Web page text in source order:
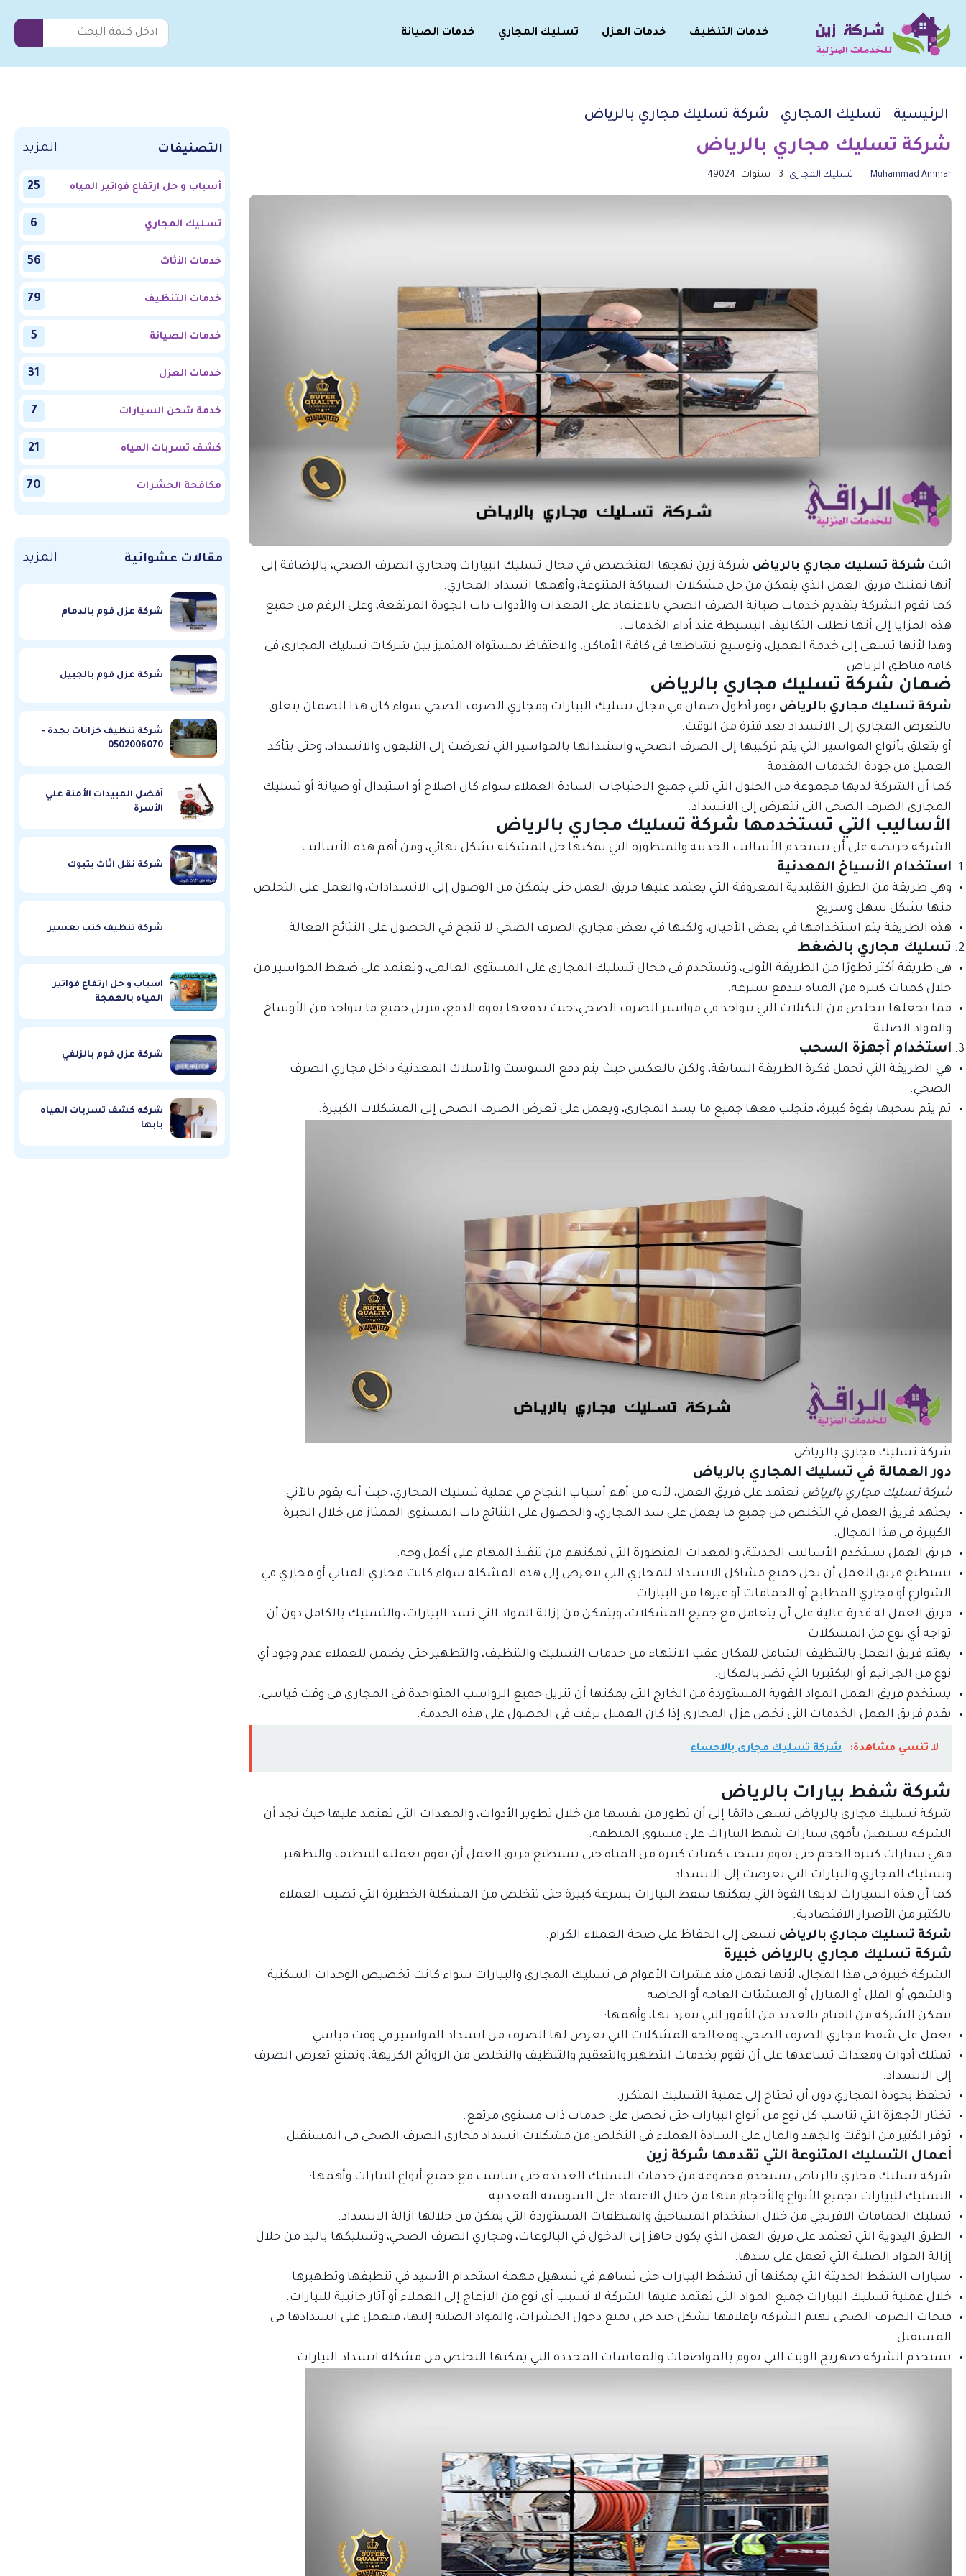
خدمات التنظيف خدمات العزل تسليك المجاري خدمات الصيانة
الرئيسية تسليك المجاري شركة تسليك مجاري بالرياض
شركة تسليك مجاري بالرياض
Muhammad Ammar تسليك المجاري 3 سنوات 49024
اثبت شركة تسليك مجاري بالرياض شركة زين نهجها المتخصص في مجال تسليك البيارات ومجاري الصرف الصحي، بالإضافة إلى
أنها تمتلك فريق العمل الذي يتمكن من حل مشكلات السباكة المتنوعة، وأهمها انسداد المجاري.
كما تقوم الشركة بتقديم خدمات صيانة الصرف الصحي بالاعتماد على المعدات والأدوات ذات الجودة المرتفعة، وعلى الرغم من جميع
هذه المزايا إلى أنها تطلب التكاليف البسيطة عند أداء الخدمات.
وهذا لأنها تسعى إلى خدمة العميل، وتوسيع نشاطها في كافة الأماكن، والاحتفاظ بمستواه المتميز بين شركات تسليك المجاري في
كافة مناطق الرياض.
ضمان شركة تسليك مجاري بالرياض
شركة تسليك مجاري بالرياض توفر أطول ضمان في مجال تسليك البيارات ومجاري الصرف الصحي سواء كان هذا الضمان يتعلق
بالتعرض المجاري إلى الانسداد بعد فترة من الوقت.
أو يتعلق بأنواع المواسير التي يتم تركيبها إلى الصرف الصحي، واستبدالها بالمواسير التي تعرضت إلى التليفون والانسداد، وحتى يتأكد
العميل من جودة الخدمات المقدمة.
كما أن الشركة لديها مجموعة من الحلول التي تلبي جميع الاحتياجات السادة العملاء سواء كان اصلاح أو استبدال أو صيانة أو تسليك
المجاري الصرف الصحي التي تتعرض إلى الانسداد.
الأساليب التي تستخدمها شركة تسليك مجاري بالرياض
الشركة حريصة على أن تستخدم الأساليب الحديثة والمتطورة التي يمكنها حل المشكلة بشكل نهائي، ومن أهم هذه الأساليب:
استخدام الأسياخ المعدنية
وهي طريقة من الطرق التقليدية المعروفة التي يعتمد عليها فريق العمل حتى يتمكن من الوصول إلى الانسدادات، والعمل على التخلص
منها بشكل سهل وسريع.
هذه الطريقة يتم استخدامها في بعض الأحيان، ولكنها في بعض مجاري الصرف الصحي لا تنجح في الحصول على النتائج الفعالة.
تسليك مجاري بالضغط
هي طريقة أكثر تطورًا من الطريقة الأولى، وتستخدم في مجال تسليك المجاري على المستوى العالمي، وتعتمد على ضغط المواسير من
خلال كميات كبيرة من المياه تندفع بسرعة.
مما يجعلها تتخلص من التكتلات التي تتواجد في مواسير الصرف الصحي، حيث تدفعها بقوة الدفع، فتزيل جميع ما يتواجد من الأوساخ
والمواد الصلبة.
استخدام أجهزة السحب
هي الطريقة التي تحمل فكرة الطريقة السابقة، ولكن بالعكس حيث يتم دفع السوست والأسلاك المعدنية داخل مجاري الصرف
الصحي.
ثم يتم سحبها بقوة كبيرة، فتجلب معها جميع ما يسد المجاري، ويعمل على تعرض الصرف الصحي إلى المشكلات الكبيرة.
شركة تسليك مجاري بالرياض
دور العمالة في تسليك المجاري بالرياض
شركة تسليك مجاري بالرياض تعتمد على فريق العمل، لأنه من أهم أسباب النجاح في عملية تسليك المجاري، حيث أنه يقوم بالآتي:
يجتهد فريق العمل في التخلص من جميع ما يعمل على سد المجاري، والحصول على النتائج ذات المستوى الممتاز من خلال الخبرة
الكبيرة في هذا المجال.
فريق العمل يستخدم الأساليب الحديثة، والمعدات المتطورة التي تمكنهم من تنفيذ المهام على أكمل وجه.
يستطيع فريق العمل أن يحل جميع مشاكل الانسداد للمجاري التي تتعرض إلى هذه المشكلة سواء كانت مجاري المباني أو مجاري في
الشوارع أو مجاري المطابخ أو الحمامات أو غيرها من البيارات.
فريق العمل له قدرة عالية على أن يتعامل مع جميع المشكلات، ويتمكن من إزالة المواد التي تسد البيارات، والتسليك بالكامل دون أن
تواجه أي نوع من المشكلات.
يهتم فريق العمل بالتنظيف الشامل للمكان عقب الانتهاء من خدمات التسليك والتنظيف، والتطهير حتى يضمن للعملاء عدم وجود أي
نوع من الجراثيم أو البكتيريا التي تضر بالمكان.
يستخدم فريق العمل المواد القوية المستوردة من الخارج التي يمكنها أن تنزيل جميع الرواسب المتواجدة في المجاري في وقت قياسي.
يقدم فريق العمل الخدمات التي تخص عزل المجاري إذا كان العميل يرغب في الحصول على هذه الخدمة.
لا تنسي مشاهدة: شركة تسليك مجارى بالاحساء
شركة شفط بيارات بالرياض
شركة تسليك مجاري بالرياض تسعى دائمًا إلى أن تطور من نفسها من خلال تطوير الأدوات، والمعدات التي تعتمد عليها حيث نجد أن
الشركة تستعين بأقوى سيارات شفط البيارات على مستوى المنطقة.
فهي سيارات كبيرة الحجم حتى تقوم بسحب كميات كبيرة من المياه حتى يستطيع فريق العمل أن يقوم بعملية التنظيف والتطهير
وتسليك المجاري والبيارات التي تعرضت إلى الانسداد.
كما أن هذه السيارات لديها القوة التي يمكنها شفط البيارات بسرعة كبيرة حتى تتخلص من المشكلة الخطيرة التي تصيب العملاء
بالكثير من الأضرار الاقتصادية.
شركة تسليك مجاري بالرياض تسعى إلى الحفاظ على صحة العملاء الكرام.
شركة تسليك مجاري بالرياض خبيرة
الشركة خبيرة في هذا المجال، لأنها تعمل منذ عشرات الأعوام في تسليك المجاري والبيارات سواء كانت تخصيص الوحدات السكنية
والشقق أو الفلل أو المنازل أو المنشئات العامة أو الخاصة.
تتمكن الشركة من القيام بالعديد من الأمور التي تنفرد بها، وأهمها:
تعمل على شفط مجاري الصرف الصحي، ومعالجة المشكلات التي تعرض لها الصرف من انسداد المواسير في وقت قياسي.
تمتلك أدوات ومعدات تساعدها على أن تقوم بخدمات التطهير والتعقيم والتنظيف والتخلص من الروائح الكريهة، وتمنع تعرض الصرف
إلى الانسداد.
تحتفظ بجودة المجاري دون أن تحتاج إلى عملية التسليك المتكرر.
تختار الأجهزة التي تناسب كل نوع من أنواع البيارات حتى تحصل على خدمات ذات مستوى مرتفع.
توفر الكثير من الوقت والجهد والمال على السادة العملاء في التخلص من مشكلات انسداد مجاري الصرف الصحي في المستقبل.
أعمال التسليك المتنوعة التي تقدمها شركة زين
شركة تسليك مجاري بالرياض تستخدم مجموعة من خدمات التسليك العديدة حتى تتناسب مع جميع أنواع البيارات وأهمها:
التسليك للبيارات بجميع الأنواع والأحجام منها من خلال الاعتماد على السوستة المعدنية.
تسليك الحمامات الافرنجي من خلال استخدام المساحيق والمنظفات المستوردة التي يمكن من خلالها ازالة الانسداد.
الطرق اليدوية التي تعتمد على فريق العمل الذي يكون جاهز إلى الدخول في البالوعات، ومجاري الصرف الصحي، وتسليكها باليد من خلال
إزالة المواد الصلبة التي تعمل على سدها.
سيارات الشفط الحديثة التي يمكنها أن تشفط البيارات حتى تساهم في تسهيل مهمة استخدام الأسيد في تنظيفها وتطهيرها.
خلال عملية تسليك البيارات جميع المواد التي تعتمد عليها الشركة لا تسبب أي نوع من الازعاج إلى العملاء أو آثار جانبية للبيارات.
فتحات الصرف الصحي تهتم الشركة بإغلاقها بشكل جيد حتى تمنع دخول الحشرات، والمواد الصلبة إليها، فيعمل على انسدادها في
المستقبل.
تستخدم الشركة صهريج الويت التي تقوم بالمواصفات والمقاسات المحددة التي يمكنها التخلص من مشكلة انسداد البيارات.
التصنيفات المزيد
أسباب و حل ارتفاع فواتير المياه 25
تسليك المجاري 6
خدمات الأثاث 56
خدمات التنظيف 79
خدمات الصيانة 5
خدمات العزل 31
خدمة شحن السيارات 7
كشف تسربات المياه 21
مكافحة الحشرات 70
مقالات عشوائية المزيد
شركة عزل فوم بالدمام
شركة عزل فوم بالجبيل
شركة تنظيف خزانات بجدة -
0502006070
أفضل المبيدات الأمنة علي
الأسرة
شركة نقل اثاث بتبوك
شركة تنظيف كنب بعسير
اسباب و حل ارتفاع فواتير
المياه بالهمجة
شركة عزل فوم بالزلفي
شركه كشف تسربات المياه
بابها
اذا كنت تبحث عن افضل شركة خدمات منزلية و
عروض شركات التنظيف فقد وصلت الى المكان
الصحيح.
خدمات الصيانة خدمات العزل